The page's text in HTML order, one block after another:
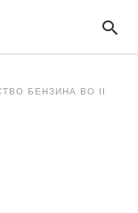
БЕНЗИНА ВО II